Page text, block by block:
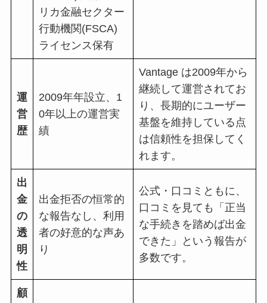
リカ金融セクター
行動機関(FSCA)
ライセンス保有
運
営
歴
2009年年設立、 1
0年以上の運営実
績
Vantage は2009年から
継続して運営されてお
り、長期的にユーザー
基盤を維持している点
は信頼性を担保してく
れます。
出
金
の
透
明
性
出金拒否の恒常的
な報告なし、利用
者の好意的な声あ
り
公式・口コミともに、
口コミを見ても「正当
な手続きを踏めば出金
できた」という報告が
多数です。
顧